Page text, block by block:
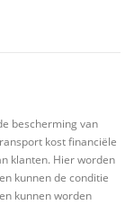
bescherming van
kost financiële
klanten. Hier worden
kunnen de conditie
kunnen worden